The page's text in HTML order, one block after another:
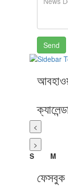
Send
<
>
S
M
ফেসবুক